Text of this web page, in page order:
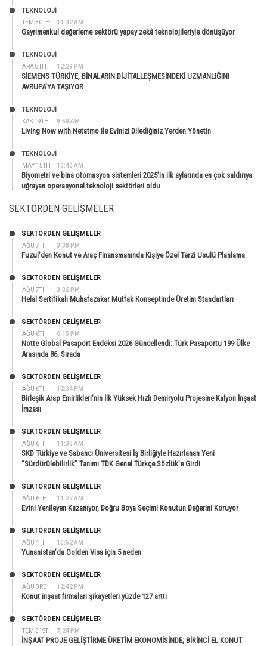
TEM 30TH 11:42 AM
TEKNOLOJİ
Gayrimenkul değerleme sektörü yapay zekâ teknolojileriyle dönüşüyor
ARA 8TH 12:29 PM
TEKNOLOJİ
SİEMENS TÜRKİYE, BİNALARIN DİJİTALLEŞMESİNDEKİ UZMANLIĞINI
AVRUPA’YA TAŞIYOR
KAS 19TH 9:50 AM
TEKNOLOJİ
Living Now with Netatmo ile Evinizi Dilediğiniz Yerden Yönetin
MAY 15TH 10:40 AM
TEKNOLOJİ
Biyometri ve bina otomasyon sistemleri 2025’in ilk aylarında en çok saldırıya
uğrayan operasyonel teknoloji sektörleri oldu
SEKTÖRDEN GELIŞMELER
AĞU 7TH 3:38 PM
SEKTÖRDEN GELIŞMELER
Fuzul’den Konut ve Araç Finansmanında Kişiye Özel Terzi Usulü Planlama
AĞU 7TH 3:32 PM
SEKTÖRDEN GELIŞMELER
Helal Sertifikalı Muhafazakar Mutfak Konseptinde Üretim Standartları
AĞU 6TH 6:15 PM
SEKTÖRDEN GELIŞMELER
Notte Global Pasaport Endeksi 2026 Güncellendi: Türk Pasaportu 199 Ülke
Arasında 86. Sırada
AĞU 6TH 12:34 PM
SEKTÖRDEN GELIŞMELER
Birleşik Arap Emirlikleri’nin İlk Yüksek Hızlı Demiryolu Projesine Kalyon İnşaat
İmzası
AĞU 6TH 11:30 AM
SEKTÖRDEN GELIŞMELER
SKD Türkiye ve Sabancı Üniversitesi İş Birliğiyle Hazırlanan Yeni
“Sürdürülebilirlik” Tanımı TDK Genel Türkçe Sözlük’e Girdi
AĞU 6TH 11:27 AM
SEKTÖRDEN GELIŞMELER
Evini Yenileyen Kazanıyor, Doğru Boya Seçimi Konutun Değerini Koruyor
AĞU 4TH 10:52 AM
SEKTÖRDEN GELIŞMELER
Yunanistan’da Golden Visa için 5 neden
AĞU 3RD 12:42 PM
SEKTÖRDEN GELIŞMELER
Konut inşaat firmaları şikayetleri yüzde 127 arttı
TEM 31ST 7:24 PM
SEKTÖRDEN GELIŞMELER
İNŞAAT PROJE GELİŞTİRME ÜRETİM EKONOMİSİNDE; BİRİNCİ EL KONUT